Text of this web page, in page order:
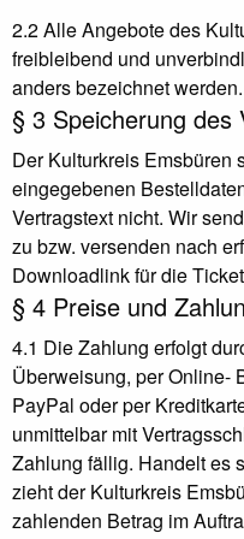
2.2 Alle Angebote des
freibleibend und
anders bezeichnet werden.
§ 3 Speicherung des
Der Kulturkreis Emsbüren
eingegebenen
Vertragstext nicht. Wir
zu bzw. versenden nach
Downloadlink für die
§ 4 Preise und
4.1 Die Zahlung erfolgt
Überweisung, per Online-
PayPal oder per
unmittelbar mit
Zahlung fällig. Handelt es
zieht der Kulturkreis
zahlenden Betrag im